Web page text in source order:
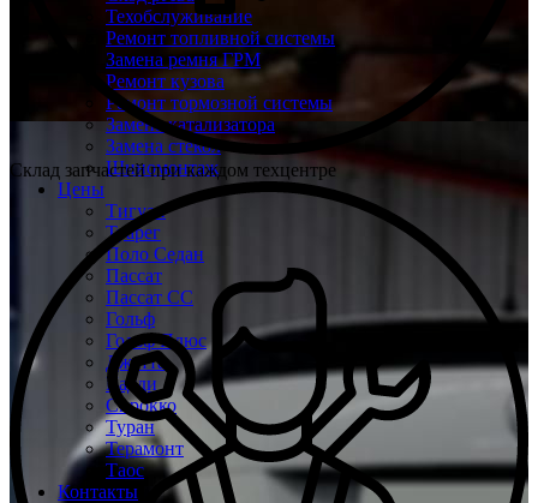
Техобслуживание
Ремонт топливной системы
Замена ремня ГРМ
Ремонт кузова
Ремонт тормозной системы
Замена катализатора
Замена стекол
Шиномонтаж
Цены
Тигуан
Туарег
Поло Седан
Пассат
Пассат СС
Гольф
Гольф Плюс
Джетта
Кадди
Сирокко
Туран
Терамонт
Таос
Контакты
Склад запчастей при каждом техцентре